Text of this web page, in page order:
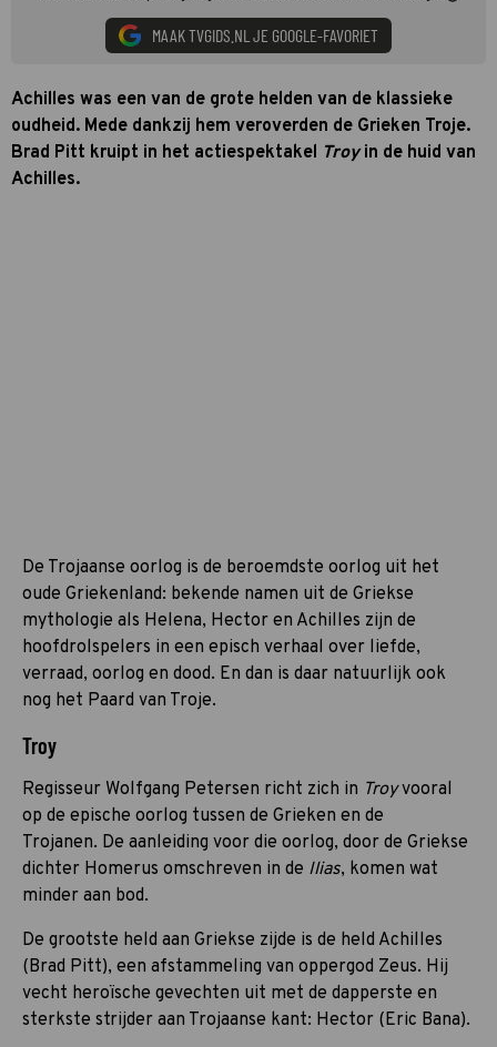
MAAK TVGIDS.NL JE GOOGLE-FAVORIET
Achilles was een van de grote helden van de klassieke
oudheid. Mede dankzij hem veroverden de Grieken Troje.
Brad Pitt kruipt in het actiespektakel Troyin de huid van
Achilles.
De Trojaanse oorlog is de beroemdste oorlog uit het
oude Griekenland: bekende namen uit de Griekse
mythologie als Helena, Hector en Achilles zijn de
hoofdrolspelers in een episch verhaal over liefde,
verraad, oorlog en dood. En dan is daar natuurlijk ook
nog het Paard van Troje.
Troy
Regisseur Wolfgang Petersen richt zich in Troyvooral
op de epische oorlog tussen de Grieken en de
Trojanen. De aanleiding voor die oorlog, door de Griekse
dichter Homerus omschreven in de Ilias, komen wat
minder aan bod.
De grootste held aan Griekse zijde is de held Achilles
(Brad Pitt), een afstammeling van oppergod Zeus. Hij
vecht heroïsche gevechten uit met de dapperste en
sterkste strijder aan Trojaanse kant: Hector (Eric Bana).